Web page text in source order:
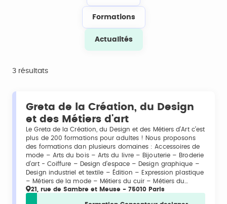
Formations
Actualités
3 résultats
Greta de la Création, du Design
et des Métiers d'art
Le Greta de la Création, du Design et des Métiers d’Art c’est
plus de 200 formations pour adultes ! Nous proposons
des formations dan plusieurs domaines : Accessoires de
mode – Arts du bois – Arts du livre – Bijouterie – Broderie
d’art - Coiffure – Design d’espace – Design graphique –
Design industriel et textile – Édition – Expression plastique
– Métiers de la mode – Métiers du cuir – Métiers du…
21, rue de Sambre et Meuse - 75010 Paris